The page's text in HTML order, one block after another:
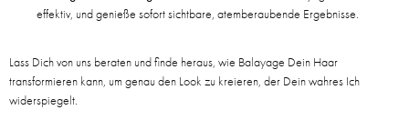
effektiv, und genieße sofort sichtbare, atemberaubende Ergebnisse.
Lass Dich von uns beraten und finde heraus, wie Balayage Dein Haar
transformieren kann, um genau den Look zu kreieren, der Dein wahres Ich
widerspiegelt.